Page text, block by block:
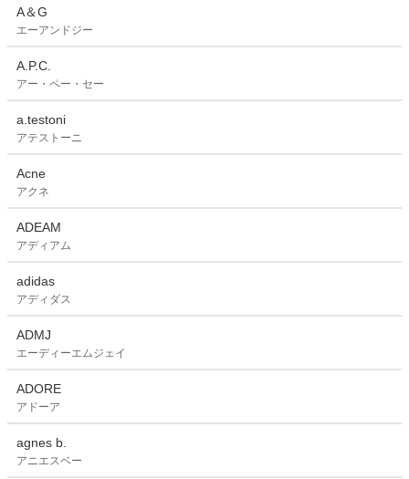
A＆G
エーアンドジー
A.P.C.
アー・ペー・セー
a.testoni
アテストーニ
Acne
アクネ
ADEAM
アディアム
adidas
アディダス
ADMJ
エーディーエムジェイ
ADORE
アドーア
agnes b.
アニエスベー